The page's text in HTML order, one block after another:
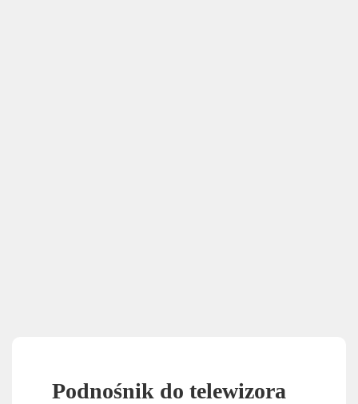
Podnośnik do telewizora